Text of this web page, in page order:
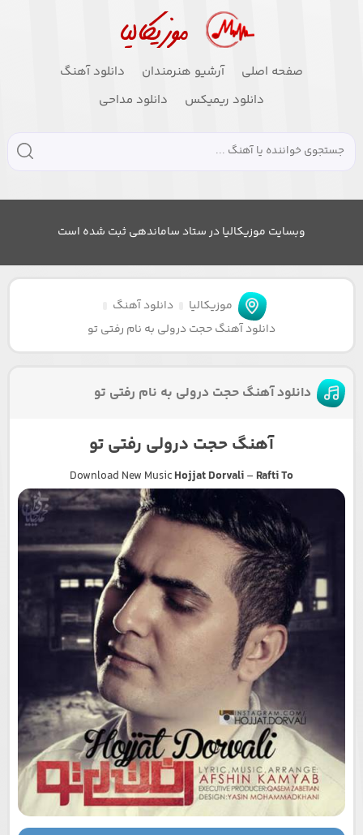
صفحه اصلی آرشیو هنرمندان
دانلود آهنگ
دانلود ریمیکس
دانلود مداحی
وبسایت موزیکالیا در ستاد ساماندهی ثبت شده است
موزیکالیا
دانلود آهنگ
دانلود آهنگ حجت درولی به نام رفتی تو
دانلود آهنگ حجت درولی به نام رفتی تو
آهنگ حجت درولی رفتی تو
Download New MusicHojjat Dorvali– Rafti To